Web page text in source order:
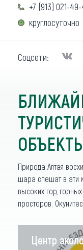
+7 (913) 021-
круглосуточно
Соцсети:
Природа Алтая
шара спешат в эти
высоких гор,
просторов.
Центр